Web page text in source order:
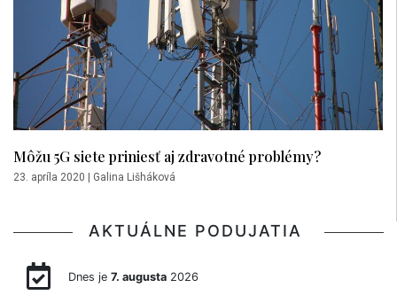
Môžu 5G siete priniesť aj zdravotné problémy?
23. apríla 2020 Galina Lišháková
AKTUÁLNE PODUJATIA
Dnes je 7. augusta2026